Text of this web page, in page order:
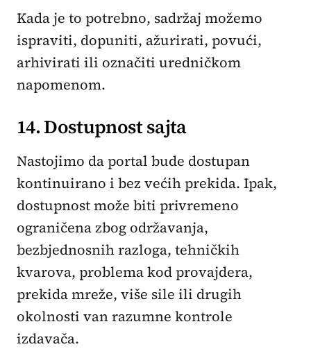
Kada je to potrebno, sadržaj možemo
ispraviti, dopuniti, ažurirati, povući,
arhivirati ili označiti uredničkom
napomenom.
14. Dostupnost sajta
Nastojimo da portal bude dostupan
kontinuirano i bez većih prekida. Ipak,
dostupnost može biti privremeno
ograničena zbog održavanja,
bezbjednosnih razloga, tehničkih
kvarova, problema kod provajdera,
prekida mreže, više sile ili drugih
okolnosti van razumne kontrole
izdavača.